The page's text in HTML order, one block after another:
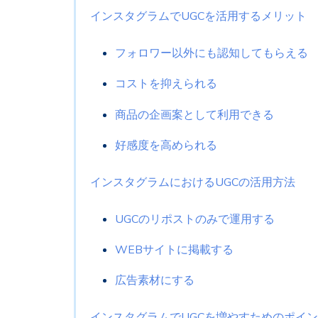
インスタグラムでUGCを活用するメリット
フォロワー以外にも認知してもらえる
コストを抑えられる
商品の企画案として利用できる
好感度を高められる
インスタグラムにおけるUGCの活用方法
UGCのリポストのみで運用する
WEBサイトに掲載する
広告素材にする